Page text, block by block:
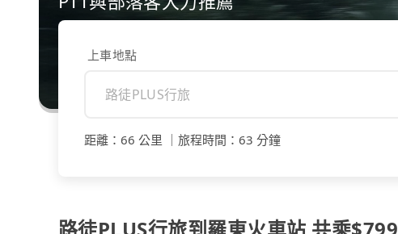
上車地點
距離 ： 66 公里 旅程時間 ： 63 分鐘
路徒PLUS行旅到羅東火車站 共乘$799